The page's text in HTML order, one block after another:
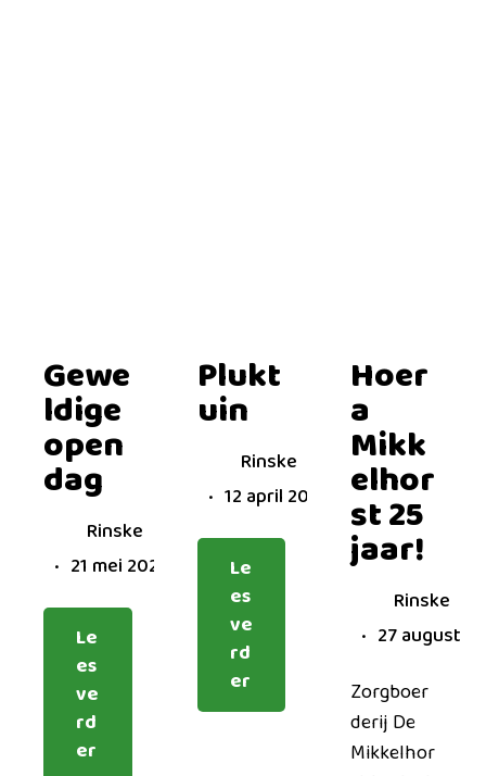
Gewe
ldige
open
dag
Rinske
21 mei 2024
Le
es
ve
rd
er
Plukt
uin
Rinske
12 april 2024
Le
es
ve
rd
er
Hoer
a
Mikk
elhor
st 25
jaar!
Rinske
27
Zorgboer
derij De
Mikkelhor